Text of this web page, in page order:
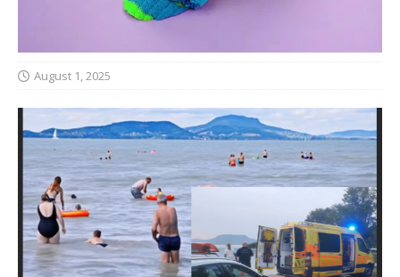
August 1, 2025